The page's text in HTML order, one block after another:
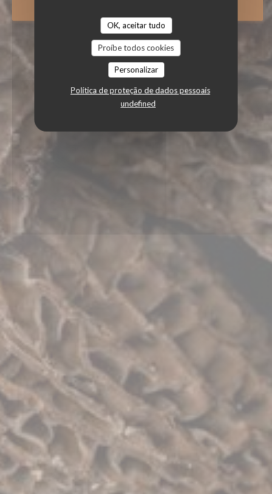
OK, aceitar tudo
Proíbe todos cookies
Personalizar
Política de proteção de dados pessoais
undefined